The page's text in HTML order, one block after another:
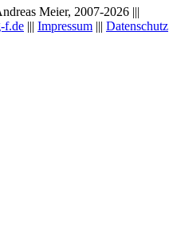
Meier, 2007-2026 |||
f.de ||| Impressum ||| Datenschutz